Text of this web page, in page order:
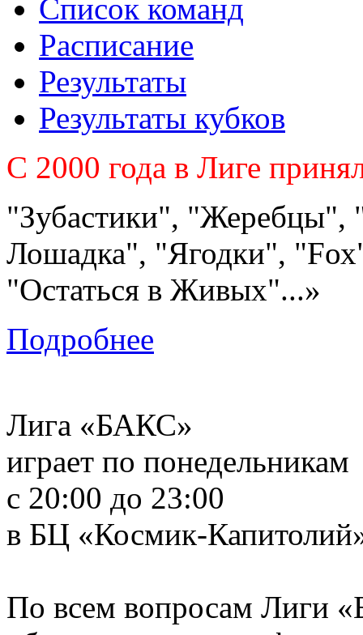
Список команд
Расписание
Результаты
Результаты кубков
C 2000 года в Лиге
"Зубастики", "Жеребцы",
Лошадка", "Ягодки",
"Остаться в Живых"...»
Подробнее
Лига «БАКС»
играет по понедельникам
с 20:00 до 23:00
в БЦ «Космик-
По всем вопросам Лиги